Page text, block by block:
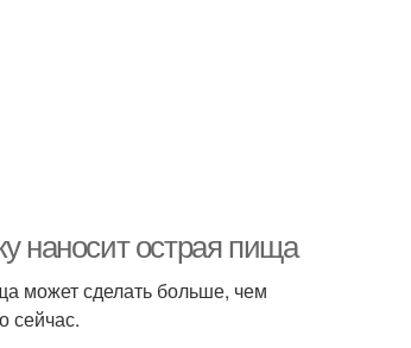
наносит острая пища
может сделать больше, чем
сейчас.